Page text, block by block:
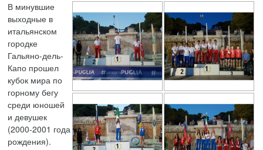
В минувшие
выходные в
итальянском
городке
Гальяно-дель-
Капо прошел
кубок мира по
горному бегу
среди юношей
и девушек
(2000-2001 года
рождения).